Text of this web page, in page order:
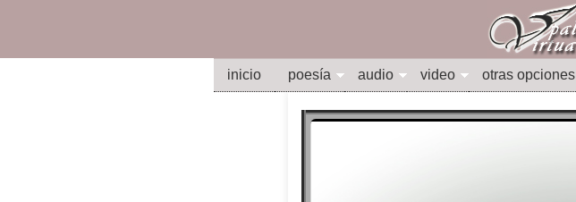
inicio poesía audio video otras opciones